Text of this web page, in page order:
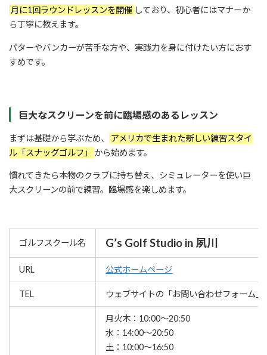
月に1回ラウンドレッスンを開催 しており、初心者にはマナーか
ら丁寧に教えます。
パターやバンカーが苦手な方や、実践力を身に付けたい方におす
すめです。
巨大なスクリーンを前に臨場感のあるレッスン
まずは基礎から学ぶため、
アメリカで生まれた新しい練習スタイ
ル「スナッグゴルフ」 から始めます。
慣れてきたら本物のクラブに持ち替え、シミュレーターを使い巨
大スクリーンの前で練習。臨場感を楽しめます。
ゴルフスクール名 G’s Golf Studio in 夙川
URL 公式ホームページ
TEL ウェブサイトの「お問い合わせフォーム
月火木：10:00～20:50
水：14:00～20:50
土：10:00～16:50